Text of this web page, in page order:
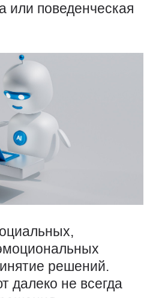
или поведенческая
решений.
далеко не всегда